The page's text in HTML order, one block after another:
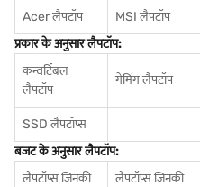
Acer लैपटॉप MSI लैपटॉप
प्रकार के अनुसार लैपटॉप:
कन्वर्टिबल
लैपटॉप
गेमिंग लैपटॉप
SSD लैपटॉप्स
बजट के अनुसार लैपटॉप:
लैपटॉप्स जिनकी
लैपटॉप्स जिनकी